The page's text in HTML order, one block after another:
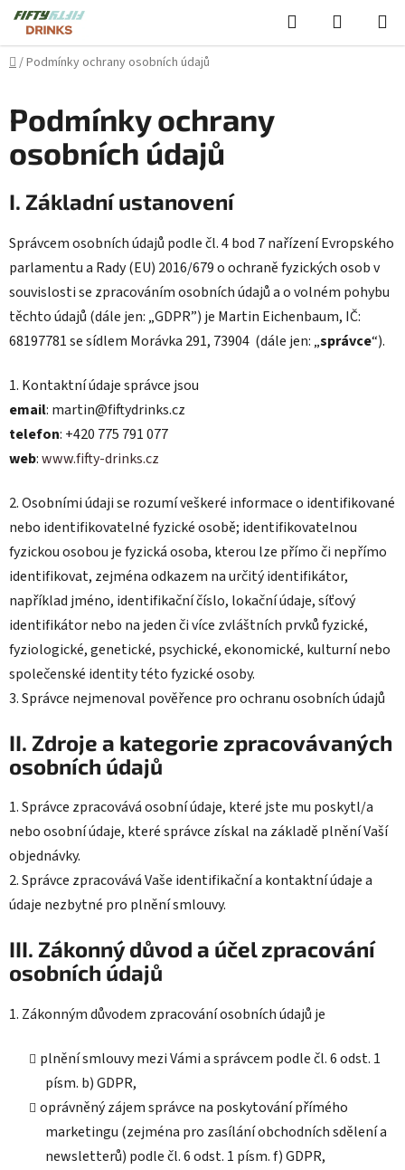
Přejít
obsah
Hledat
KOŠÍK
Domů
/Podmínky ochrany osobních údajů
Podmínky ochrany
osobních údajů
I. Základní ustanovení
Správcem osobních údajů podle čl. 4 bod 7 nařízení Evropského
parlamentu a Rady (EU) 2016/679 o ochraně fyzických osob v
souvislosti se zpracováním osobních údajů a o volném pohybu
těchto údajů (dále jen: „GDPR”) je Martin Eichenbaum, IČ:
68197781 se sídlem Morávka 291, 73904 (dále jen: „správce“).
1. Kontaktní údaje správce jsou
email: martin@fiftydrinks.cz
telefon: +420 775 791 077
web:www.fifty-drinks.cz
2. Osobními údaji se rozumí veškeré informace o identifikované
nebo identifikovatelné fyzické osobě; identifikovatelnou
fyzickou osobou je fyzická osoba, kterou lze přímo či nepřímo
identifikovat, zejména odkazem na určitý identifikátor,
například jméno, identifikační číslo, lokační údaje, síťový
identifikátor nebo na jeden či více zvláštních prvků fyzické,
fyziologické, genetické, psychické, ekonomické, kulturní nebo
společenské identity této fyzické osoby.
3. Správce nejmenoval pověřence pro ochranu osobních údajů
II. Zdroje a kategorie zpracovávaných
osobních údajů
1. Správce zpracovává osobní údaje, které jste mu poskytl/a
nebo osobní údaje, které správce získal na základě plnění Vaší
objednávky.
2. Správce zpracovává Vaše identifikační a kontaktní údaje a
údaje nezbytné pro plnění smlouvy.
III. Zákonný důvod a účel zpracování
osobních údajů
1. Zákonným důvodem zpracování osobních údajů je
plnění smlouvy mezi Vámi a správcem podle čl. 6 odst. 1
písm. b) GDPR,
oprávněný zájem správce na poskytování přímého
marketingu (zejména pro zasílání obchodních sdělení a
newsletterů) podle čl. 6 odst. 1 písm. f) GDPR,